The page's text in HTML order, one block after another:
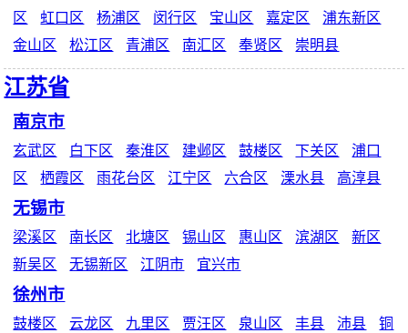
区
虹口区 杨浦区 闵行区 宝山区 嘉定区
浦东新区
金山区
松江区 青浦区 南汇区 奉贤区 崇明县
江苏省
南京市
玄武区 白下区 秦淮区 建邺区 鼓楼区 下关区
浦口
区
栖霞区 雨花台区 江宁区 六合区 溧水县 高淳县
无锡市
梁溪区 南长区 北塘区 锡山区 惠山区 滨湖区
新区
新吴区
无锡新区 江阴市 宜兴市
徐州市
鼓楼区 云龙区 九里区 贾汪区 泉山区 丰县 沛县
铜